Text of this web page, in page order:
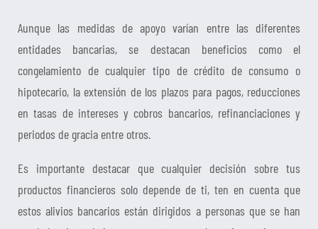
Aunque las medidas de apoyo varían entre las diferentes
entidades bancarias, se destacan beneficios como el
congelamiento de cualquier tipo de crédito de consumo o
hipotecario, la extensión de los plazos para pagos, reducciones
en tasas de intereses y cobros bancarios, refinanciaciones y
periodos de gracia entre otros.
Es importante destacar que cualquier decisión sobre tus
productos financieros solo depende de ti, ten en cuenta que
estos alivios bancarios están dirigidos a personas que se han